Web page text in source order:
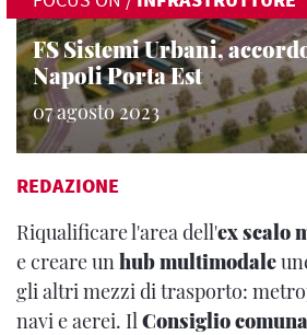
FS Sistemi Urbani,
Napoli Porta Est
07 agosto 2023
REDAZIONE
Riqualificare l'area dell'ex scalo
e creare unhub multimodale
gli altri mezzi di trasporto:
navi e aerei. IlConsiglio